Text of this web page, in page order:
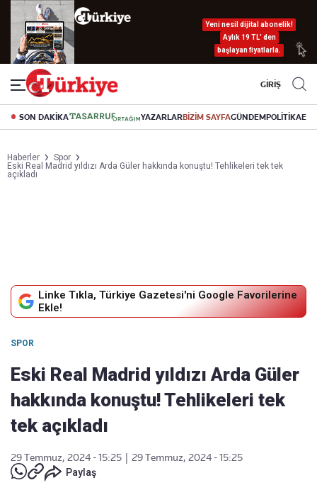
Yeni nesil dijital abonelik!
Aylık 19 TL’ den
başlayan fiyatlarla.
GİRİŞ
SON DAKİKA YAZARLARBİZİM SAYFAGÜNDEMPOLİTİKA
Haberler
Spor
Eski Real Madrid yıldızı Arda Güler hakkında konuştu! Tehlikeleri tek tek
açıkladı
Linke Tıkla, Türkiye Gazetesi'ni Google Favorilerine
Ekle!
SPOR
Eski Real Madrid yıldızı Arda Güler
hakkında konuştu! Tehlikeleri tek
tek açıkladı
29 Temmuz, 2024 - 15:25
29 Temmuz, 2024 - 15:25
Paylaş